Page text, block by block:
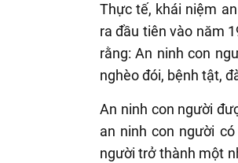
Thực tế, khái niệm
ra đầu tiên vào năm
rằng: An ninh con
nghèo đói, bệnh tật,
An ninh con người
an ninh con người
người trở thành một